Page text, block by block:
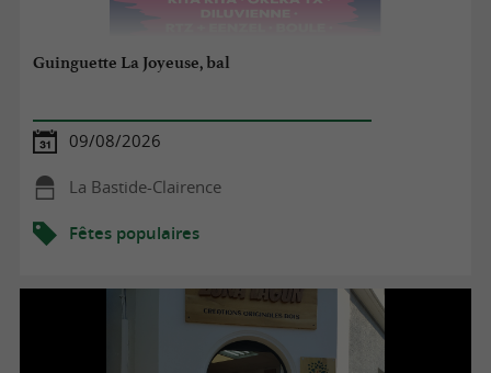
Guinguette La Joyeuse, bal
09/08/2026
La Bastide-Clairence
Fêtes populaires